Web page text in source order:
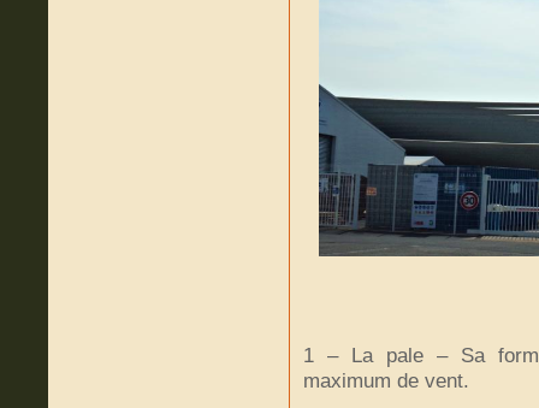
1 – La pale – Sa
maximum de vent.